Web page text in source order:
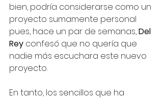
bien, podría considerarse como un
proyecto sumamente personal
pues, hace un par de semanas, Del
Rey confesó que no quería que
nadie más escuchara este nuevo
proyecto.
En tanto, los sencillos que ha